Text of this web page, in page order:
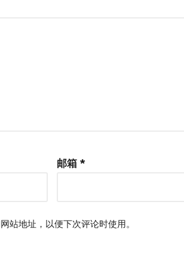
邮箱 *
站地址，以便下次评论时使用。